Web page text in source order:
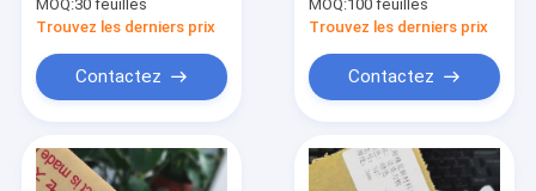
Produits
1220x2440mm
MOQ:30 feuilles
Trouvez les derniers prix
Contactez
de 2mm
MOQ:100 feuilles
Trouvez les derniers prix
Contactez